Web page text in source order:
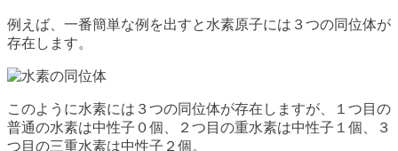
例えば、一番簡単な例を出すと水素原子には３つの同位体が
存在します。
このように水素には３つの同位体が存在しますが、１つ目の
普通の水素は中性子０個、２つ目の重水素は中性子１個、３
つ目の三重水素は中性子２個。